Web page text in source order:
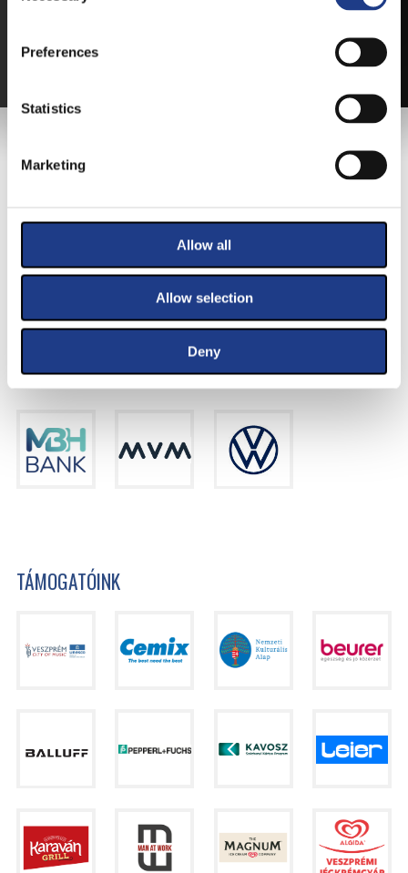
Preferences
Statistics
Marketing
Allow all
Allow selection
Deny
VÁLTSA MEG JEGYÉT ONLINE, BANKKÁRTYÁS
KIEMELT TÁMOGATÓINK
TÁMOGATÓINK